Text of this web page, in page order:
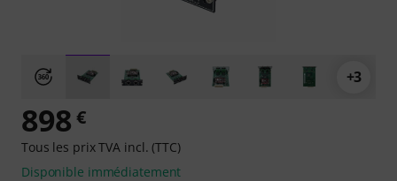
+3
898 €
Tous les prix TVA incl. (TTC)
Disponible immédiatement